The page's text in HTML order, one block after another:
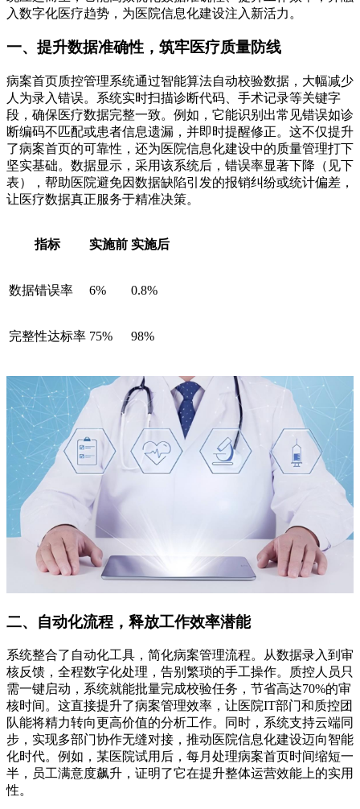
入数字化医疗趋势，为医院信息化建设注入新活力。
一、提升数据准确性，筑牢医疗质量防线
病案首页质控管理系统通过智能算法自动校验数据，大幅减少
人为录入错误。系统实时扫描诊断代码、手术记录等关键字
段，确保医疗数据完整一致。例如，它能识别出常见错误如诊
断编码不匹配或患者信息遗漏，并即时提醒修正。这不仅提升
了病案首页的可靠性，还为医院信息化建设中的质量管理打下
坚实基础。数据显示，采用该系统后，错误率显著下降（见下
表），帮助医院避免因数据缺陷引发的报销纠纷或统计偏差，
让医疗数据真正服务于精准决策。
指标 实施前 实施后
数据错误率 6% 0.8%
完整性达标率 75% 98%
二、自动化流程，释放工作效率潜能
系统整合了自动化工具，简化病案管理流程。从数据录入到审
核反馈，全程数字化处理，告别繁琐的手工操作。质控人员只
需一键启动，系统就能批量完成校验任务，节省高达70%的审
核时间。这直接提升了病案管理效率，让医院IT部门和质控团
队能将精力转向更高价值的分析工作。同时，系统支持云端同
步，实现多部门协作无缝对接，推动医院信息化建设迈向智能
化时代。例如，某医院试用后，每月处理病案首页时间缩短一
半，员工满意度飙升，证明了它在提升整体运营效能上的实用
性。